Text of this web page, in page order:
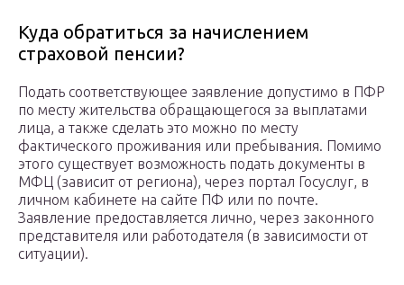
Куда обратиться за начислением
страховой пенсии?
Подать соответствующее заявление допустимо в ПФР
по месту жительства обращающегося за выплатами
лица, а также сделать это можно по месту
фактического проживания или пребывания. Помимо
этого существует возможность подать документы в
МФЦ (зависит от региона), через портал Госуслуг, в
личном кабинете на сайте ПФ или по почте.
Заявление предоставляется лично, через законного
представителя или работодателя (в зависимости от
ситуации).